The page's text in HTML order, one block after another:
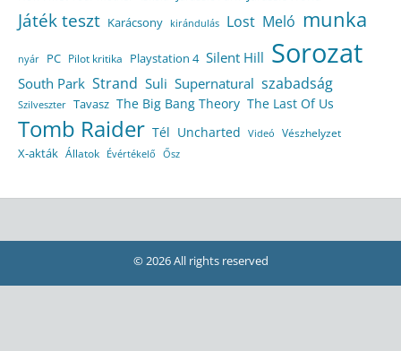
Játék teszt Karácsony kirándulás Lost Meló munka
nyár PC Pilot kritika Playstation 4 Silent Hill Sorozat
South Park Strand Suli Supernatural szabadság
Szilveszter Tavasz The Big Bang Theory The Last Of Us
Tomb Raider Tél Uncharted Videó Vészhelyzet
X-akták Állatok Évértékelő Ősz
© 2026 All rights reserved